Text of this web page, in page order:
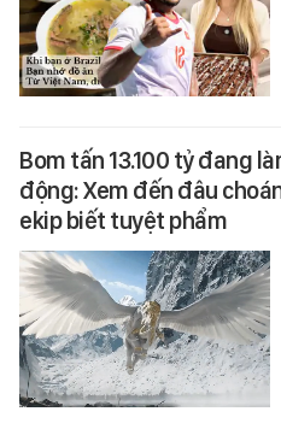
Bom tấn 13.100 tỷ đang
động: Xem đến đâu
ekip biết tuyệt phẩm